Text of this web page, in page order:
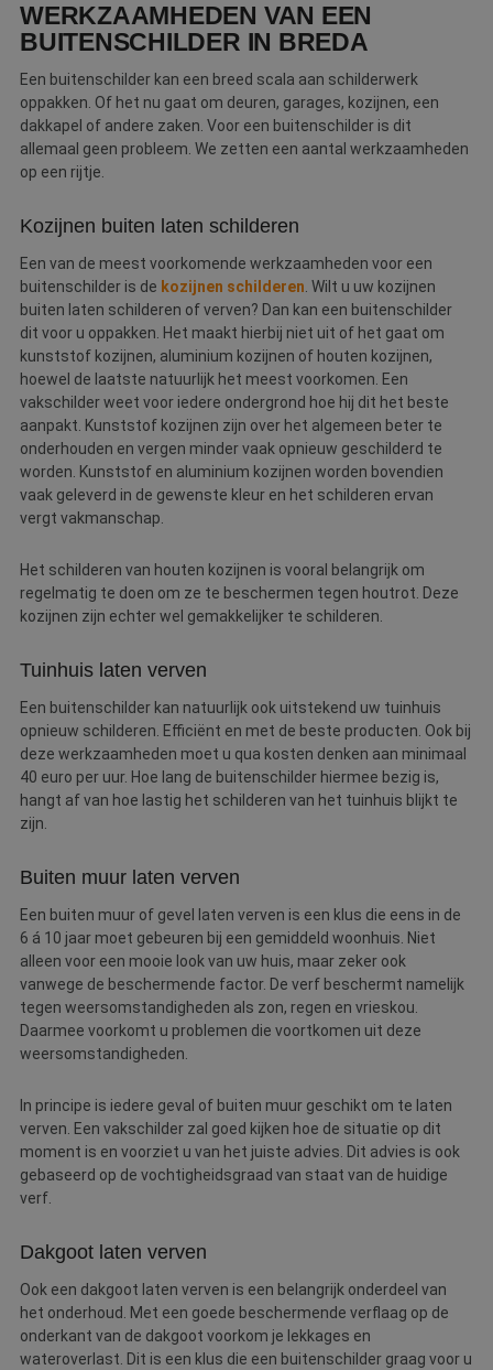
de voorbereiding vaak intensiever.
WERKZAAMHEDEN VAN EEN
BUITENSCHILDER IN BREDA
Een buitenschilder kan een breed scala aan schilderwerk
oppakken. Of het nu gaat om deuren, garages, kozijnen, een
dakkapel of andere zaken. Voor een buitenschilder is dit
allemaal geen probleem. We zetten een aantal werkzaamheden
op een rijtje.
Kozijnen buiten laten schilderen
Een van de meest voorkomende werkzaamheden voor een
buitenschilder is de kozijnen schilderen . Wilt u uw kozijnen
buiten laten schilderen of verven? Dan kan een buitenschilder
dit voor u oppakken. Het maakt hierbij niet uit of het gaat om
kunststof kozijnen, aluminium kozijnen of houten kozijnen,
hoewel de laatste natuurlijk het meest voorkomen. Een
vakschilder weet voor iedere ondergrond hoe hij dit het beste
aanpakt. Kunststof kozijnen zijn over het algemeen beter te
onderhouden en vergen minder vaak opnieuw geschilderd te
worden. Kunststof en aluminium kozijnen worden bovendien
vaak geleverd in de gewenste kleur en het schilderen ervan
vergt vakmanschap.
Het schilderen van houten kozijnen is vooral belangrijk om
regelmatig te doen om ze te beschermen tegen houtrot. Deze
kozijnen zijn echter wel gemakkelijker te schilderen.
Tuinhuis laten verven
Een buitenschilder kan natuurlijk ook uitstekend uw tuinhuis
opnieuw schilderen. Efficiënt en met de beste producten. Ook bij
deze werkzaamheden moet u qua kosten denken aan minimaal
40 euro per uur. Hoe lang de buitenschilder hiermee bezig is,
hangt af van hoe lastig het schilderen van het tuinhuis blijkt te
zijn.
Buiten muur laten verven
Een buiten muur of gevel laten verven is een klus die eens in de
6 á 10 jaar moet gebeuren bij een gemiddeld woonhuis. Niet
alleen voor een mooie look van uw huis, maar zeker ook
vanwege de beschermende factor. De verf beschermt namelijk
tegen weersomstandigheden als zon, regen en vrieskou.
Daarmee voorkomt u problemen die voortkomen uit deze
weersomstandigheden.
In principe is iedere geval of buiten muur geschikt om te laten
verven. Een vakschilder zal goed kijken hoe de situatie op dit
moment is en voorziet u van het juiste advies. Dit advies is ook
gebaseerd op de vochtigheidsgraad van staat van de huidige
verf.
Dakgoot laten verven
Ook een dakgoot laten verven is een belangrijk onderdeel van
het onderhoud. Met een goede beschermende verflaag op de
onderkant van de dakgoot voorkom je lekkages en
wateroverlast. Dit is een klus die een buitenschilder graag voor u